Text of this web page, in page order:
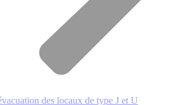
des locaux de type J et U